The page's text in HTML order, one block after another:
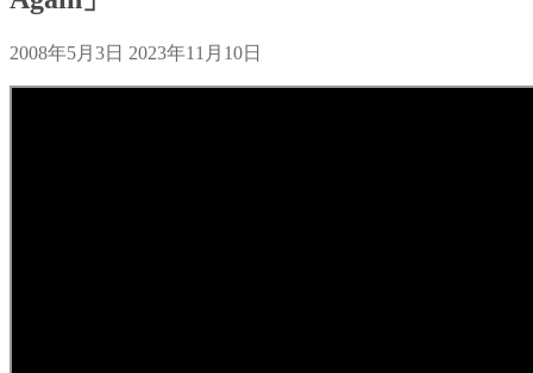
2008年5月3日 2023年11月10日